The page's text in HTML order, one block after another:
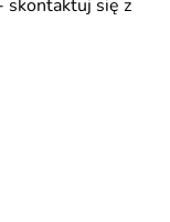
skontaktuj się z